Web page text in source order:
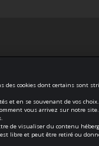
Security and
cookies dont certains sont
et en se souvenant de vos choix.
vous arrivez sur notre site.
de visualiser du contenu
libre et peut être retiré ou